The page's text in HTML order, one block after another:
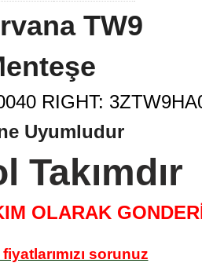
TW9
RIGHT:
Uyumludur
Takımdır
OLARAK
sorunuz